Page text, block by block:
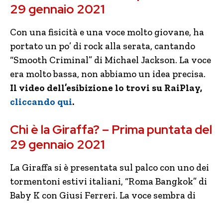
29 gennaio 2021
Con una fisicità e una voce molto giovane, ha
portato un po’ di rock alla serata, cantando
“Smooth Criminal” di Michael Jackson. La voce
era molto bassa, non abbiamo un idea precisa.
Il video dell’esibizione lo trovi su RaiPlay,
cliccando qui.
Chi è la Giraffa? – Prima puntata del
29 gennaio 2021
La Giraffa si è presentata sul palco con uno dei
tormentoni estivi italiani, “Roma Bangkok” di
Baby K con Giusi Ferreri. La voce sembra di